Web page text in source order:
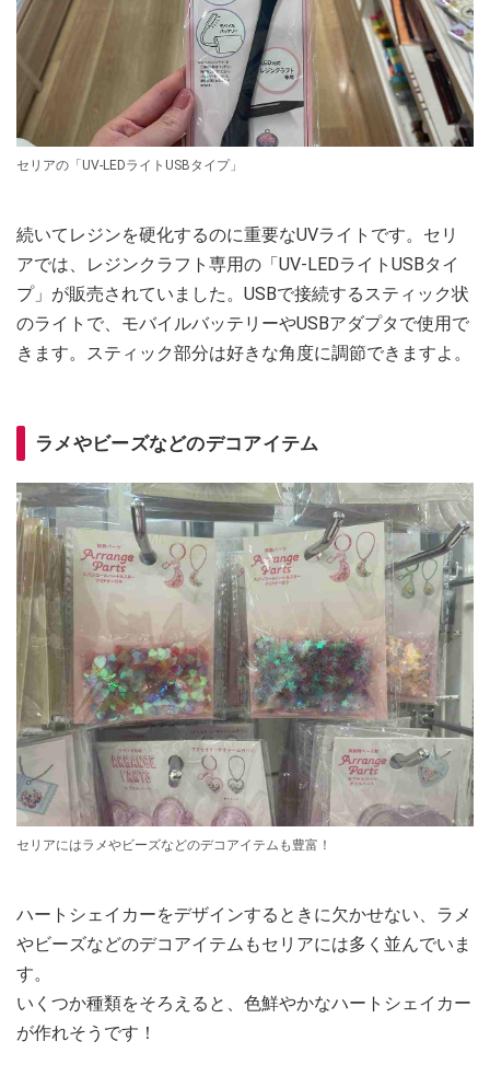
セリアの「UV-LEDライトUSBタイプ」
続いてレジンを硬化するのに重要なUVライトです。セリ
アでは、レジンクラフト専用の「UV-LEDライトUSBタイ
プ」が販売されていました。USBで接続するスティック状
のライトで、モバイルバッテリーやUSBアダプタで使用で
きます。スティック部分は好きな角度に調節できますよ。
ラメやビーズなどのデコアイテム
セリアにはラメやビーズなどのデコアイテムも豊富！
ハートシェイカーをデザインするときに欠かせない、ラメ
やビーズなどのデコアイテムもセリアには多く並んでいま
す。
いくつか種類をそろえると、色鮮やかなハートシェイカー
が作れそうです！